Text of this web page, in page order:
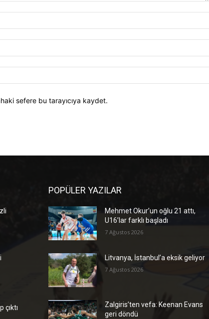
sefere bu tarayıcıya kaydet.
çıktı
POPÜLER YAZILAR
Mehmet Okur’un oğlu 21 attı,
U16’lar farklı başladı
7 Ağustos 2026
Litvanya, İstanbul’a eksik geliyor
7 Ağustos 2026
Zalgiris’ten vefa: Keenan Evans
geri döndü